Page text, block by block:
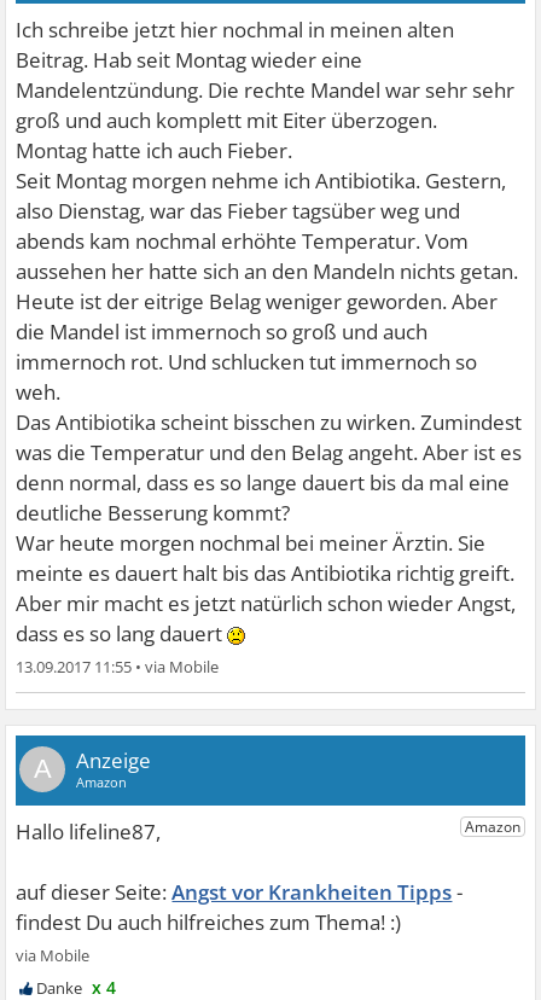
Ich schreibe jetzt hier nochmal in meinen alten
Beitrag. Hab seit Montag wieder eine
Mandelentzündung. Die rechte Mandel war sehr sehr
groß und auch komplett mit Eiter überzogen.
Montag hatte ich auch Fieber.
Seit Montag morgen nehme ich Antibiotika. Gestern,
also Dienstag, war das Fieber tagsüber weg und
abends kam nochmal erhöhte Temperatur. Vom
aussehen her hatte sich an den Mandeln nichts getan.
Heute ist der eitrige Belag weniger geworden. Aber
die Mandel ist immernoch so groß und auch
immernoch rot. Und schlucken tut immernoch so
weh.
Das Antibiotika scheint bisschen zu wirken. Zumindest
was die Temperatur und den Belag angeht. Aber ist es
denn normal, dass es so lange dauert bis da mal eine
deutliche Besserung kommt?
War heute morgen nochmal bei meiner Ärztin. Sie
meinte es dauert halt bis das Antibiotika richtig greift.
Aber mir macht es jetzt natürlich schon wieder Angst,
dass es so lang dauert
13.09.2017 11:55 •
A
Angst vor Krankheiten Tipps
x 4